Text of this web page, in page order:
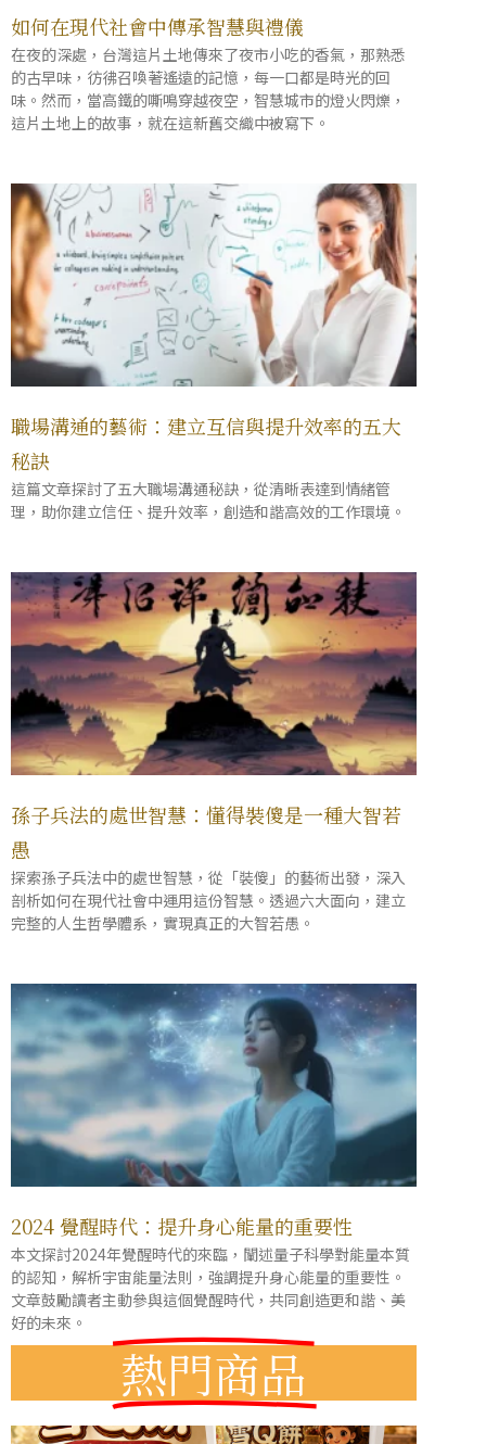
如何在現代社會中傳承智慧與禮儀
在夜的深處，台灣這片土地傳來了夜市小吃的香氣，那熟悉
的古早味，彷彿召喚著遙遠的記憶，每一口都是時光的回
味。然而，當高鐵的嘶鳴穿越夜空，智慧城市的燈火閃爍，
這片土地上的故事，就在這新舊交織中被寫下。
職場溝通的藝術：建立互信與提升效率的五大
秘訣
這篇文章探討了五大職場溝通秘訣，從清晰表達到情緒管
理，助你建立信任、提升效率，創造和諧高效的工作環境。
孫子兵法的處世智慧：懂得裝傻是一種大智若
愚
探索孫子兵法中的處世智慧，從「裝傻」的藝術出發，深入
剖析如何在現代社會中運用這份智慧。透過六大面向，建立
完整的人生哲學體系，實現真正的大智若愚。
2024 覺醒時代：提升身心能量的重要性
本文探討2024年覺醒時代的來臨，闡述量子科學對能量本質
的認知，解析宇宙能量法則，強調提升身心能量的重要性。
文章鼓勵讀者主動參與這個覺醒時代，共同創造更和諧、美
好的未來。
熱門商品